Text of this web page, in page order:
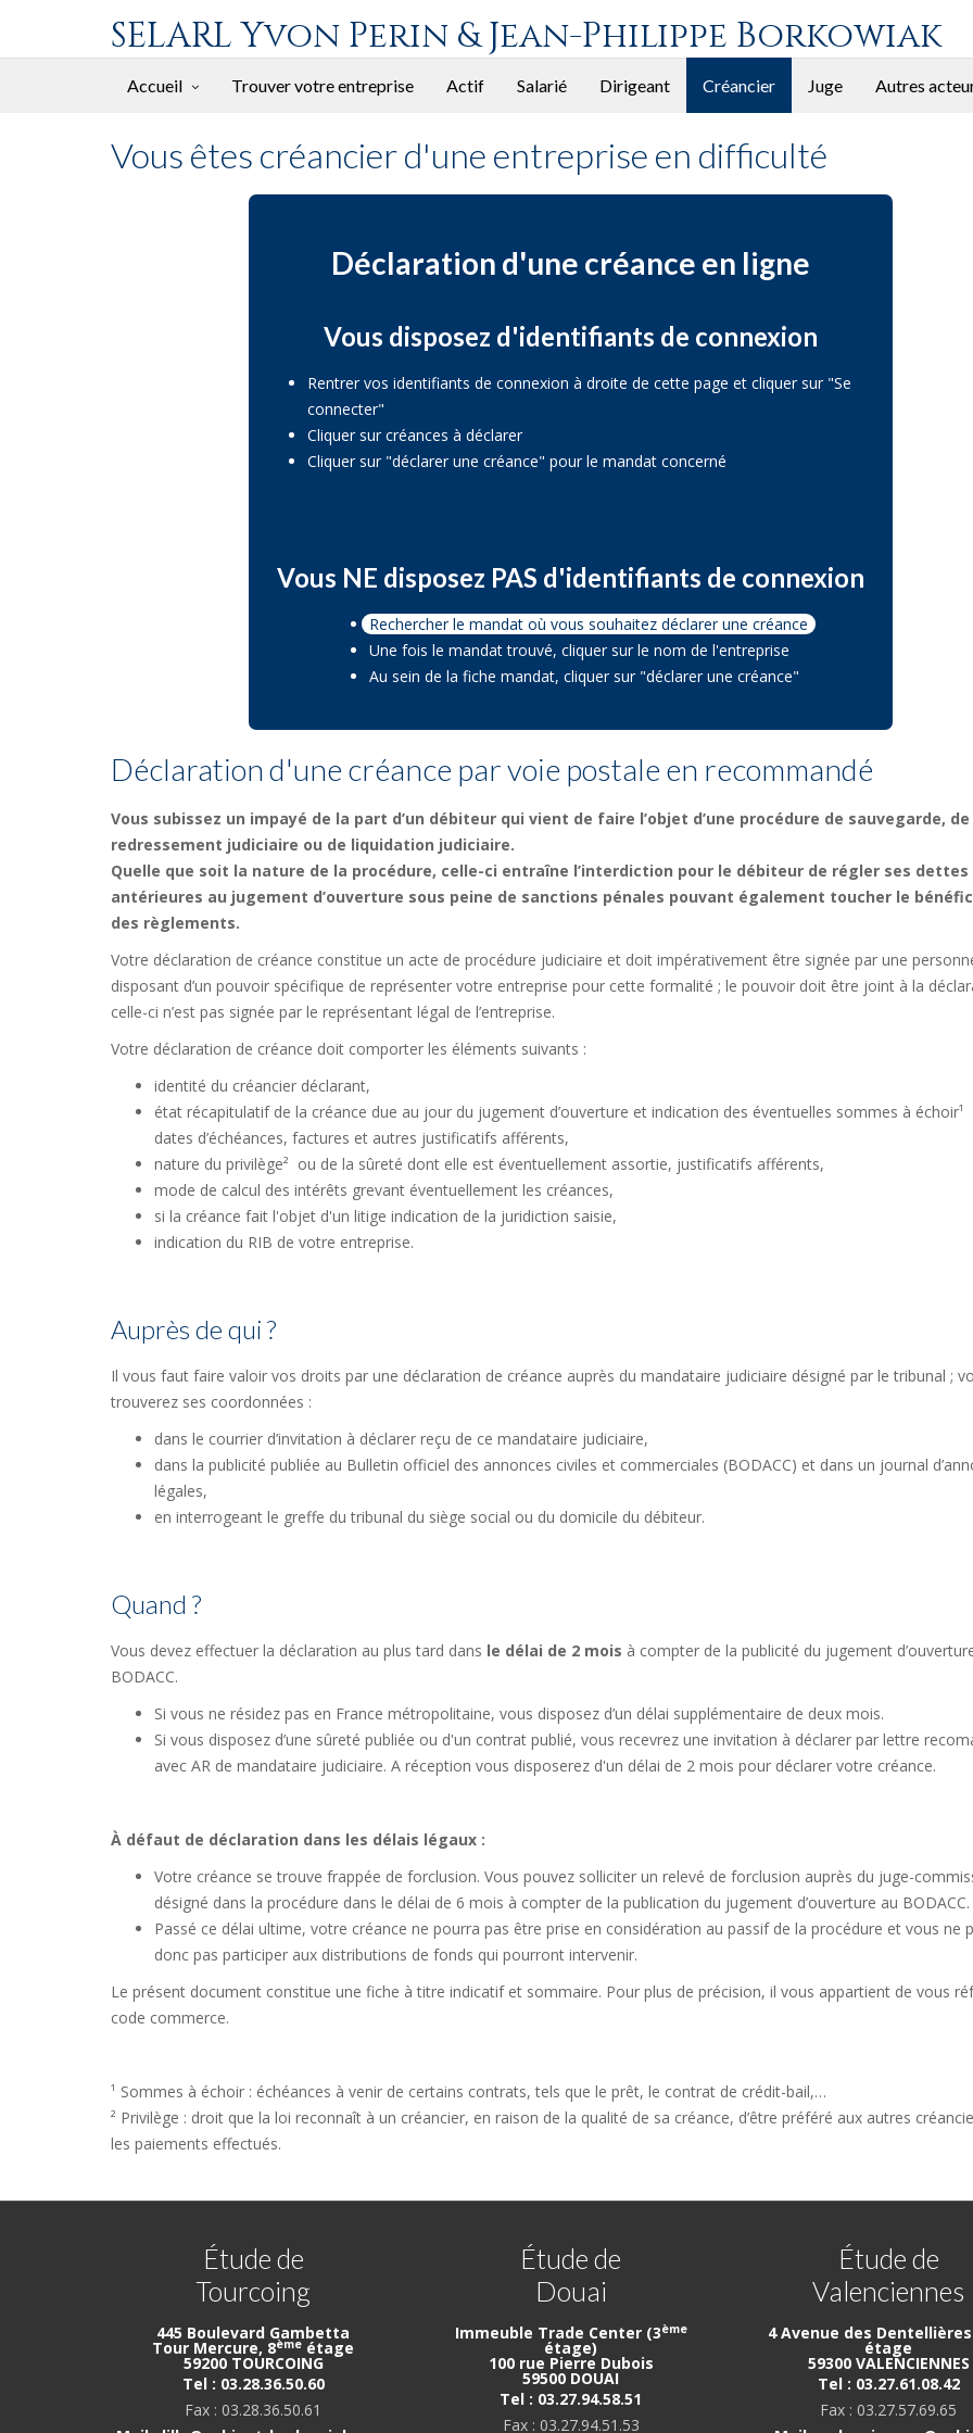
SELARL Yvon Perin & Jean-Philippe Borkowiak
Accueil Trouver votre entreprise Actif Salarié Dirigeant Créancier Juge Autres
Vous êtes créancier d'une entreprise en difficulté
Déclaration d'une créance en ligne
Vous disposez d'identifiants de connexion
Rentrer vos identifiants de connexion à droite de cette page et cliquer sur "Se
connecter"
Cliquer sur créances à déclarer
Cliquer sur "déclarer une créance" pour le mandat concerné
Vous NE disposez PAS d'identifiants de connexion
Rechercher le mandat où vous souhaitez déclarer une créance
Une fois le mandat trouvé, cliquer sur le nom de l'entreprise
Au sein de la fiche mandat, cliquer sur "déclarer une créance"
Déclaration d'une créance par voie postale en recommandé
Vous subissez un impayé de la part d’un débiteur qui vient de faire l’objet d’une procédure de sauvegarde, de
redressement judiciaire ou de liquidation judiciaire.
Quelle que soit la nature de la procédure, celle-ci entraîne l’interdiction pour le débiteur de régler ses dettes
antérieures au jugement d’ouverture sous peine de sanctions pénales pouvant également toucher le
des règlements.
Votre déclaration de créance constitue un acte de procédure judiciaire et doit impérativement être signée par une
disposant d’un pouvoir spécifique de représenter votre entreprise pour cette formalité ; le pouvoir doit être joint à la
celle-ci n’est pas signée par le représentant légal de l’entreprise.
Votre déclaration de créance doit comporter les éléments suivants :
identité du créancier déclarant,
état récapitulatif de la créance due au jour du jugement d’ouverture et indication des éventuelles sommes à échoir¹
dates d’échéances, factures et autres justificatifs afférents,
nature du privilège² ou de la sûreté dont elle est éventuellement assortie, justificatifs afférents,
mode de calcul des intérêts grevant éventuellement les créances,
si la créance fait l'objet d'un litige indication de la juridiction saisie,
indication du RIB de votre entreprise.
Auprès de qui ?
Il vous faut faire valoir vos droits par une déclaration de créance auprès du mandataire judiciaire désigné par le tribunal ;
trouverez ses coordonnées :
dans le courrier d’invitation à déclarer reçu de ce mandataire judiciaire,
dans la publicité publiée au Bulletin officiel des annonces civiles et commerciales (BODACC) et dans un journal
légales,
en interrogeant le greffe du tribunal du siège social ou du domicile du débiteur.
Quand ?
Vous devez effectuer la déclaration au plus tard dans le délai de 2 mois à compter de la publicité du jugement
BODACC.
Si vous ne résidez pas en France métropolitaine, vous disposez d’un délai supplémentaire de deux mois.
Si vous disposez d’une sûreté publiée ou d'un contrat publié, vous recevrez une invitation à déclarer par lettre
avec AR de mandataire judiciaire. A réception vous disposerez d'un délai de 2 mois pour déclarer votre créance.
À défaut de déclaration dans les délais légaux :
Votre créance se trouve frappée de forclusion. Vous pouvez solliciter un relevé de forclusion auprès du juge-
désigné dans la procédure dans le délai de 6 mois à compter de la publication du jugement d’ouverture au BODACC.
Passé ce délai ultime, votre créance ne pourra pas être prise en considération au passif de la procédure et vous ne
donc pas participer aux distributions de fonds qui pourront intervenir.
Le présent document constitue une fiche à titre indicatif et sommaire. Pour plus de précision, il vous appartient de vous
code commerce.
¹ Sommes à échoir : échéances à venir de certains contrats, tels que le prêt, le contrat de crédit-bail,…
² Privilège : droit que la loi reconnaît à un créancier, en raison de la qualité de sa créance, d’être préféré aux autres
les paiements effectués.
Étude de
Tourcoing
445 Boulevard Gambetta
Tour Mercure, 8ème étage
59200 TOURCOING
Tel : 03.28.36.50.60
Fax : 03.28.36.50.61
Étude de
Douai
Immeuble Trade Center (3ème
étage)
100 rue Pierre Dubois
59500 DOUAI
Tel : 03.27.94.58.51
Fax : 03.27.94.51.53
Étude de
Valenciennes
4 Avenue des
étage
59300 VALENCIENNES
Tel : 03.27.61.08.42
Fax : 03.27.57.69.65